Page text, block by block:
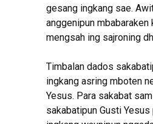
gesang ingkang sae.
anggenipun
mengsah ing sajroning
Timbalan dados
ingkang asring mboten
Yesus. Para sakabat
sakabatipun Gusti